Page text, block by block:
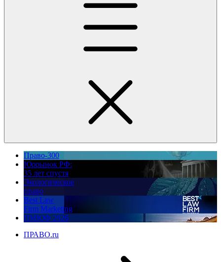
Право-300
Юррынок РФ:
35 лет спустя
Экологическое
право
Best Law
Firm Marketing
ПМЮФ 2026
ПРАВО.ru